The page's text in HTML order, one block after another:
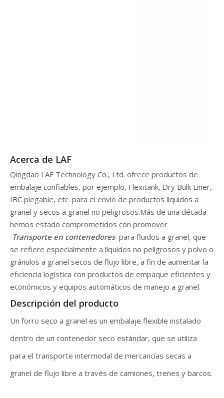
Acerca de LAF
Qingdao LAF Technology Co., Ltd. ofrece productos de
embalaje confiables, por ejemplo, Flexitank, Dry Bulk Liner,
IBC plegable, etc. para el envío de productos líquidos a
granel y secos a granel no peligrosos.Más de una década
hemos estado comprometidos con promover
Transporte en contenedores para fluidos a granel, que
se refiere especialmente a líquidos no peligrosos y polvo o
gránulos a granel secos de flujo libre, a fin de aumentar la
eficiencia logística con productos de empaque eficientes y
económicos y equipos automáticos de manejo a granel.
Descripción del producto
Un forro seco a granel es un embalaje flexible instalado
dentro de un contenedor seco estándar, que se utiliza
para el transporte intermodal de mercancías secas a
granel de flujo libre a través de camiones, trenes y barcos.